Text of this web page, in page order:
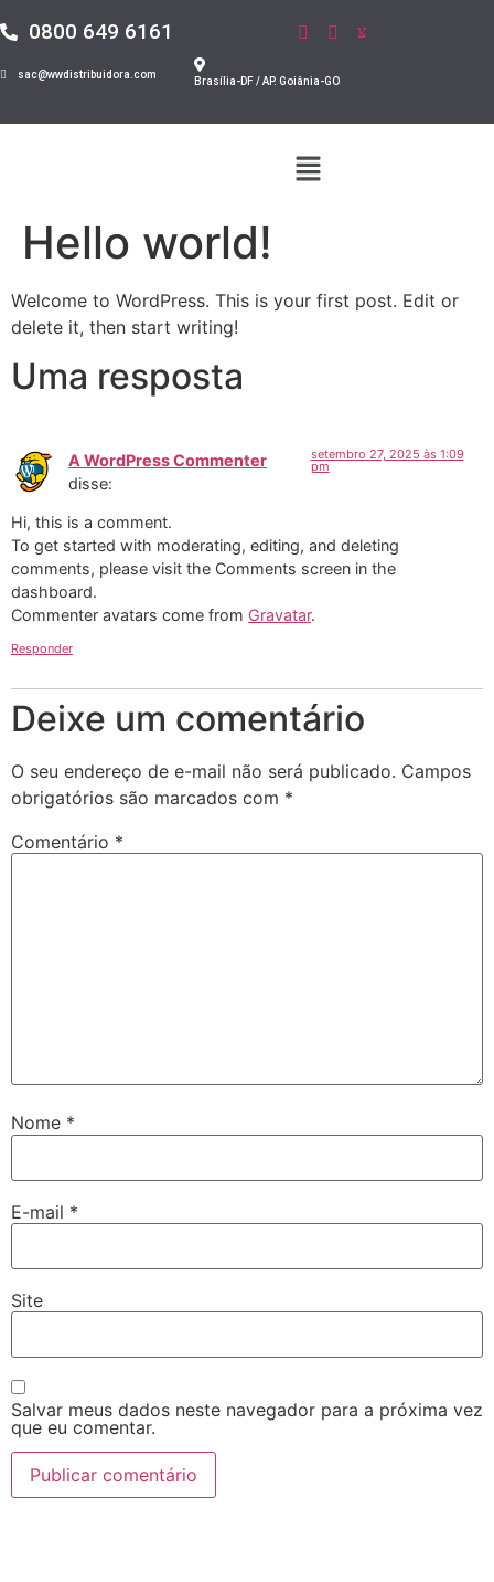
0800 649 6161
sac@wwdistribuidora.com
Brasília-DF / AP. Goiânia-GO
Hello world!
Welcome to WordPress. This is your first post. Edit or
delete it, then start writing!
Uma resposta
A WordPress Commenter
disse:
setembro 27, 2025 às 1:09
pm
Hi, this is a comment.
To get started with moderating, editing, and deleting
comments, please visit the Comments screen in the
dashboard.
Commenter avatars come from Gravatar.
Responder
Deixe um comentário
O seu endereço de e-mail não será publicado. Campos
obrigatórios são marcados com *
Comentário *
Nome *
E-mail *
Site
Salvar meus dados neste navegador para a próxima vez
que eu comentar.